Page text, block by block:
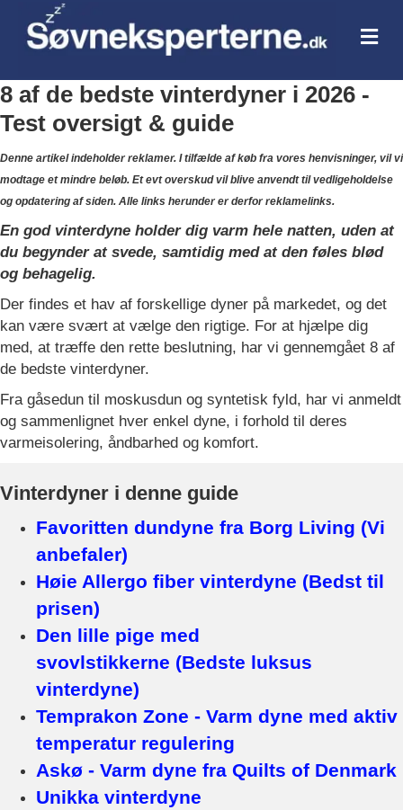
8 af de bedste vinterdyner i 2026 -
Test oversigt & guide
Denne artikel indeholder reklamer. I tilfælde af køb fra vores henvisninger, vil vi
modtage et mindre beløb. Et evt overskud vil blive anvendt til vedligeholdelse
og opdatering af siden. Alle links herunder er derfor reklamelinks.
En god vinterdyne holder dig varm hele natten, uden at
du begynder at svede, samtidig med at den føles blød
og behagelig.
Der findes et hav af forskellige dyner på markedet, og det
kan være svært at vælge den rigtige. For at hjælpe dig
med, at træffe den rette beslutning, har vi gennemgået 8 af
de bedste vinterdyner.
Fra gåsedun til moskusdun og syntetisk fyld, har vi anmeldt
og sammenlignet hver enkel dyne, i forhold til deres
varmeisolering, åndbarhed og komfort.
Vinterdyner i denne guide
Favoritten dundyne fra Borg Living (Vi
anbefaler)
Høie Allergo fiber vinterdyne (Bedst til
prisen)
Den lille pige med
svovlstikkerne (Bedste luksus
vinterdyne)
Temprakon Zone - Varm dyne med aktiv
temperatur regulering
Askø - Varm dyne fra Quilts of Denmark
Unikka vinterdyne